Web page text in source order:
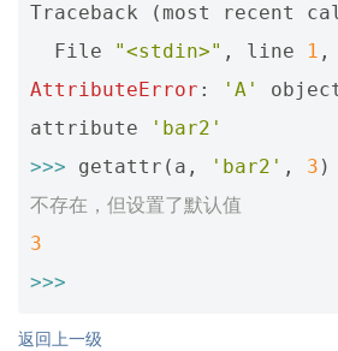
Traceback
(most recent
File
"<stdin>" , line 1 ,
AttributeError : 'A'
attribute
'bar2'
>>>
getattr ( a , 'bar2' , 3 )
不存在，但设置了默认值
3
>>>
返回上一级